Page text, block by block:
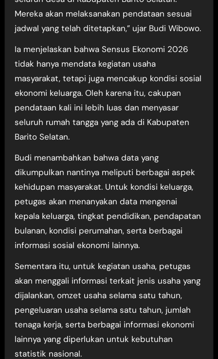
Mereka akan melaksanakan pendataan sesuai
jadwal yang telah ditetapkan,” ujar Budi Wibowo.
Ia menjelaskan bahwa Sensus Ekonomi 2026
tidak hanya mendata kegiatan usaha
masyarakat, tetapi juga mencakup kondisi sosial
ekonomi keluarga. Oleh karena itu, cakupan
pendataan kali ini lebih luas dan menyasar
seluruh rumah tangga yang ada di Kabupaten
Barito Selatan.
Budi menambahkan bahwa data yang
dikumpulkan nantinya meliputi berbagai aspek
kehidupan masyarakat. Untuk kondisi keluarga,
petugas akan menanyakan data mengenai
kepala keluarga, tingkat pendidikan, pendapatan
bulanan, kondisi perumahan, serta berbagai
informasi sosial ekonomi lainnya.
Sementara itu, untuk kegiatan usaha, petugas
akan menggali informasi terkait jenis usaha yang
dijalankan, omzet usaha selama satu tahun,
pengeluaran usaha selama satu tahun, jumlah
tenaga kerja, serta berbagai informasi ekonomi
lainnya yang diperlukan untuk kebutuhan
statistik nasional.